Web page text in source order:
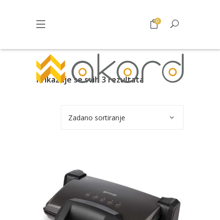
0
Prikazuje se svih 3 rezultata
Zadano sortiranje